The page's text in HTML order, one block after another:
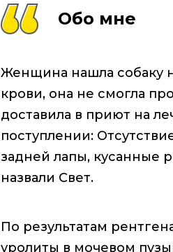
Обо мне
Женщина нашла собаку
крови, она не смогла
доставила в приют на
поступлении:
задней лапы, кусанные
назвали Свет.
По результатам
уролиты в мочевом